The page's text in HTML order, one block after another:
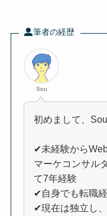
筆者の経歴
Sou
初めまして、
✔未経験から
マーケコンサル
て7年経験
✔自身でも転職
✔現在は独立し